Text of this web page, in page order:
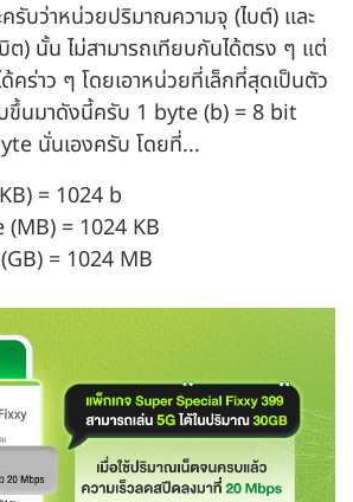
ครับว่าหน่วยปริมาณความจุ (ไบต์) และ
ต) นั้น ไม่สามารถเทียบกันได้ตรง ๆ แต่
คร่าว ๆ โดยเอาหน่วยที่เล็กที่สุดเป็นตัว
ขึ้นมาดังนี้ครับ 1 byte (b) = 8 bit
นั่นเองครับ โดยที่...
= 1024 b
= 1024 KB
= 1024 MB